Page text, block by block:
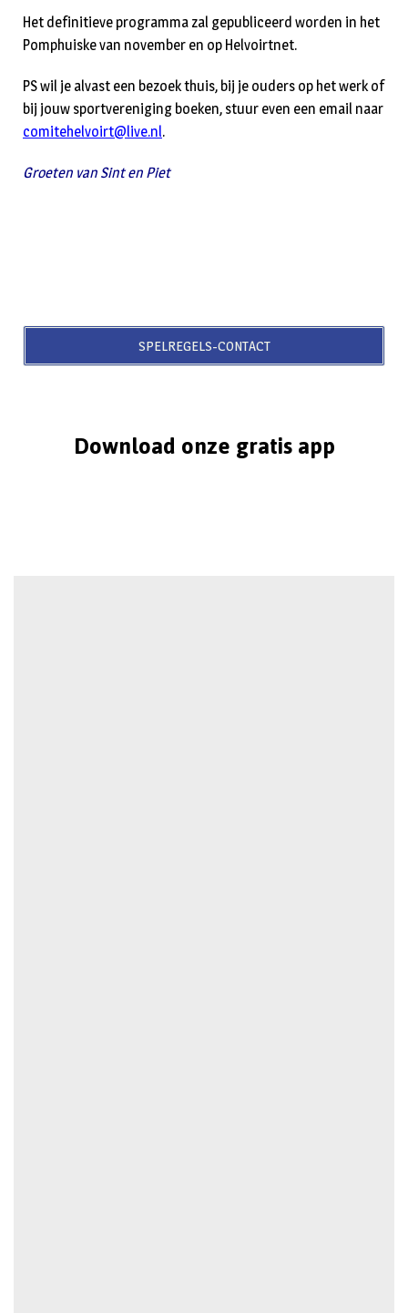
Het definitieve programma zal gepubliceerd worden in het
Pomphuiske van november en op Helvoirtnet.
PS wil je alvast een bezoek thuis, bij je ouders op het werk of
bij jouw sportvereniging boeken, stuur even een email naar
comitehelvoirt@live.nl.
Groeten van Sint en Piet
SPELREGELS-CONTACT
Download onze gratis app